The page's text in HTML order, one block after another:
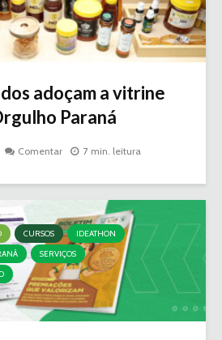
adoçam a vitrine
Paraná
Comentar 7 min. leitura
CURSOS
IDEATHON
SERVIÇOS